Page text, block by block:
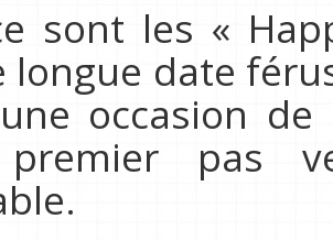
sont les «
longue date
occasion
premier pas